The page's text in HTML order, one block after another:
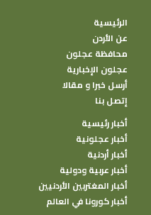
الرئيسية
عن الأردن
محافظة عجلون
عجلون الإخبارية
أرسل خبرا و مقالا
إتصل بنا
أخبار رئيسية
أخبار عجلونية
أخبار أردنية
أخبار عربية ودولية
أخبار المغتربين الأردنيين
أخبار كورونا في العالم